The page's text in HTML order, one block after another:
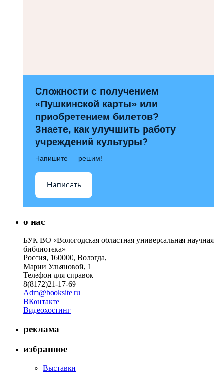
Сложности с получением
«Пушкинской карты» или
приобретением билетов?
Знаете, как улучшить работу
учреждений культуры?
Напишите — решим!
Написать
о нас
БУК ВО «Вологодская областная универсальная научная
библиотека»
Россия, 160000, Вологда,
Марии Ульяновой, 1
Телефон для справок –
8(8172)21-17-69
Adm@booksite.ru
ВКонтакте
Видеохостинг
реклама
избранное
Выставки